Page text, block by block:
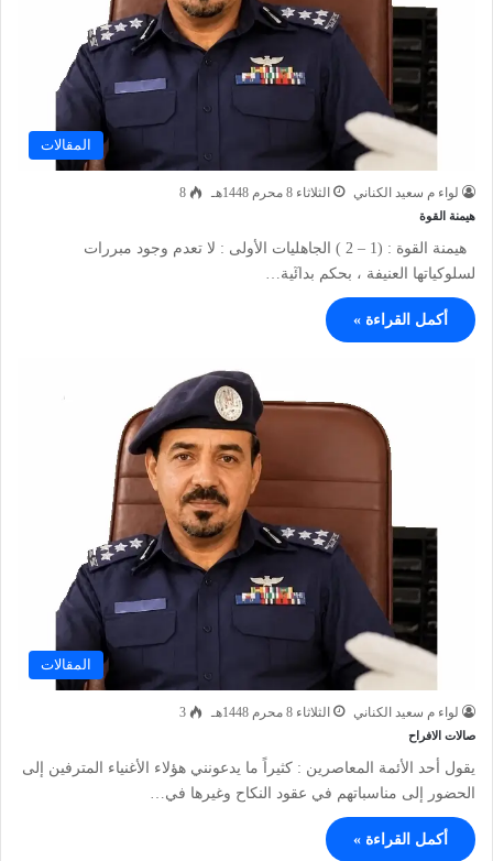
المقالات
لواء م سعيد الكناني الثلاثاء 8 محرم 1448هـ 8
هيمنة القوة
هيمنة القوة : (1 – 2 ) الجاهليات الأولى : لا تعدم وجود مبررات
لسلوكياتها العنيفة ، بحكم بدائٓية…
أكمل القراءة »
المقالات
لواء م سعيد الكناني الثلاثاء 8 محرم 1448هـ 3
صالات الافراح
يقول أحد الأئمة المعاصرين : كثيراً ما يدعونني هؤلاء الأغنياء المترفين إلى
الحضور إلى مناسباتهم في عقود النكاح وغيرها في…
أكمل القراءة »